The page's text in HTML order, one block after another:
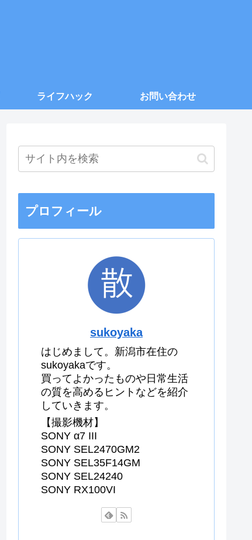
ライフハック お問い合わせ
プロフィール
sukoyaka
はじめまして。新潟市在住の
sukoyakaです。
買ってよかったものや日常生活
の質を高めるヒントなどを紹介
していきます。
【撮影機材】
SONY α7 III
SONY SEL2470GM2
SONY SEL35F14GM
SONY SEL24240
SONY RX100VI